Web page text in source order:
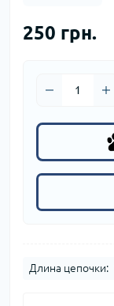
250 грн.
Длина цепочки: